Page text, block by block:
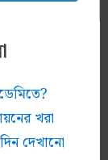
খরা
দেখানো